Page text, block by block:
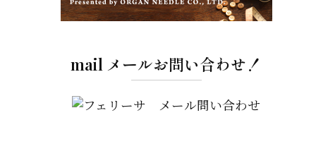
mail メールお問い合わせ！